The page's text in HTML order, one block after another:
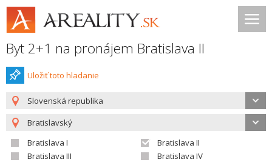
Byt 2+1 na pronájem Bratislava II
Uložiť toto hladanie
Slovenská republika
Bratislavský
Bratislava I
Bratislava II
Bratislava III
Bratislava IV